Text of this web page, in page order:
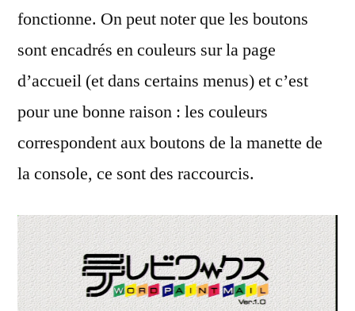
fonctionne. On peut noter que les boutons
sont encadrés en couleurs sur la page
d’accueil (et dans certains menus) et c’est
pour une bonne raison : les couleurs
correspondent aux boutons de la manette de
la console, ce sont des raccourcis.